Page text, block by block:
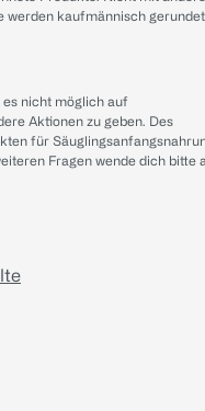
werden kaufmännisch
nicht möglich auf
Aktionen zu geben. Des
für
Fragen wende dich bitte